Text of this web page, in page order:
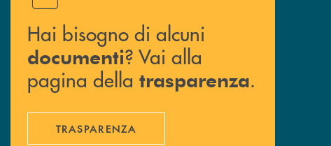
Hai bisogno di alcuni
documenti? Vai alla
pagina della trasparenza.
TRASPARENZA